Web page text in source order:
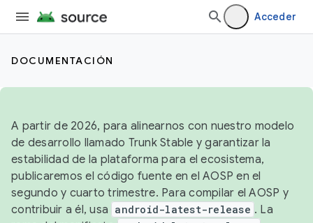
Acceder
DOCUMENTACIÓN
A partir de 2026, para alinearnos con nuestro modelo
de desarrollo llamado Trunk Stable y garantizar la
estabilidad de la plataforma para el ecosistema,
publicaremos el código fuente en el AOSP en el
segundo y cuarto trimestre. Para compilar el AOSP y
contribuir a él, usa android-latest-release . La